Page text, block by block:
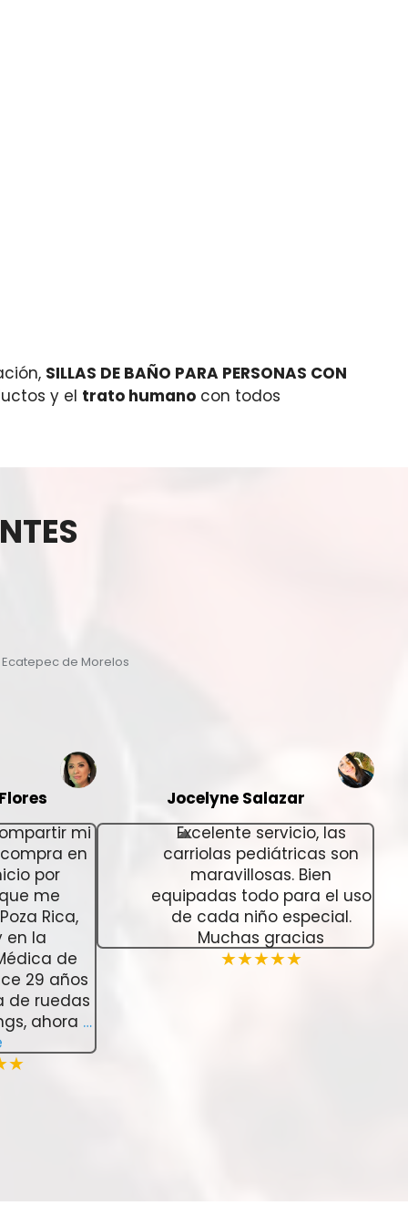
SILLAS DE BAÑO PARA PERSONAS CON
y el trato humano con todos
Ecatepec de Morelos
mi
en
por
me
Rica,
en la
de
29 años
de ruedas
ahora …
Jocelyne Salazar
Excelente servicio, las
carriolas pediátricas son
maravillosas. Bien
equipadas todo para el uso
de cada niño especial.
Muchas gracias
★★★★★